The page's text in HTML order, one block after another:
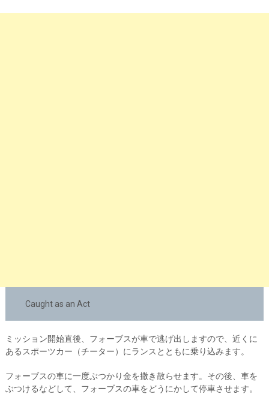
Caught as an Act
ミッション開始直後、フォーブスが車で逃げ出しますので、近くに
あるスポーツカー（チーター）にランスとともに乗り込みます。
フォーブスの車に一度ぶつかり金を撒き散らせます。その後、車を
ぶつけるなどして、フォーブスの車をどうにかして停車させます。